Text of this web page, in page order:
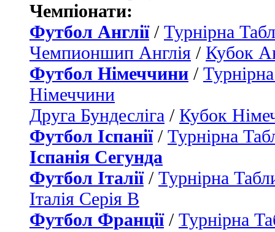
Чемпіонати:
Футбол Англії/ Турнірна
Чемпионшип Англія / Кубок
Футбол Німеччини /
Німеччини
Друга Бундесліга / Кубок
Футбол Іспанії/ Турнірна
Іспанія Сегунда
Футбол Італії/ Турнірна
Італія Серія B
Футбол Франції/ Турнірна